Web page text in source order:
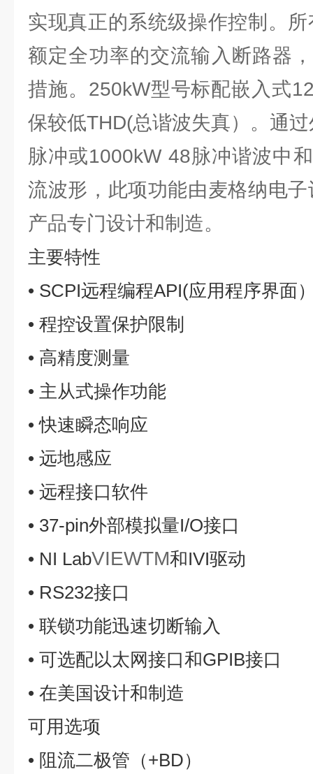
实现真正的系统级操作控制。
额定全功率的交流输入断路器
措施。250kW型号标配嵌入式
保较低THD(总谐波失真）。通
脉冲或1000kW 48脉冲谐波中
流波形，此项功能由麦格纳电
产品专门设计和制造。
主要特性
• SCPI远程编程API(应用程序界面
• 程控设置保护限制
• 高精度测量
• 主从式操作功能
• 快速瞬态响应
• 远地感应
• 远程接口软件
• 37-pin外部模拟量I/O接口
• NI LabVIEWTM和IVI驱动
• RS232接口
• 联锁功能迅速切断输入
• 可选配以太网接口和GPIB接口
• 在美国设计和制造
可用选项
• 阻流二极管（+BD）